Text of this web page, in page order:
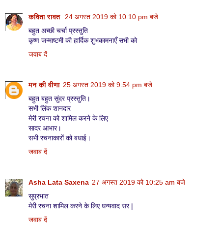
कविता रावत 24 अगस्त 2019 को 10:10 pm बजे
बहुत अच्छी चर्चा प्रस्तुति
कृष्ण जन्माष्टमी की हार्दिक शुभकामनाएँ सभी को
जवाब दें
मन की वीणा 25 अगस्त 2019 को 9:54 pm बजे
बहुत बहुत सुंदर प्रस्तुति।
सभी लिंक शानदार
मेरी रचना को शामिल करने के लिए
सादर आभार।
सभी रचनाकारों को बधाई।
जवाब दें
Asha Lata Saxena 27 अगस्त 2019 को 10:25 am बजे
सुप्रभात
मेरी रचना शामिल करने के लिए धन्यवाद सर |
जवाब दें